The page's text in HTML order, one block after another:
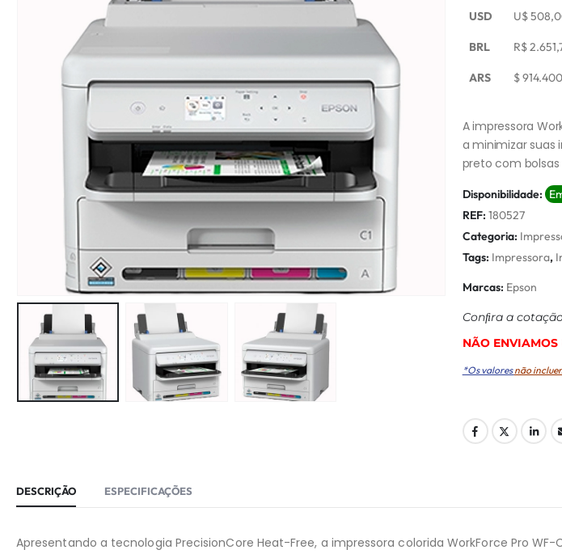
USD U$
BRL R$
ARS $
A impressora
a minimizar suas
preto com
Disponibilidade:
REF: 180527
Categoria:
Tags: Impressora,
Marcas: Epson
Conﬁra a
NÃO ENVIAMOS
*Os valoresnão
DESCRIÇÃO ESPECIFICAÇÕES
Apresentando a tecnologia PrecisionCore Heat-Free, a impressora colorida WorkForce Pro